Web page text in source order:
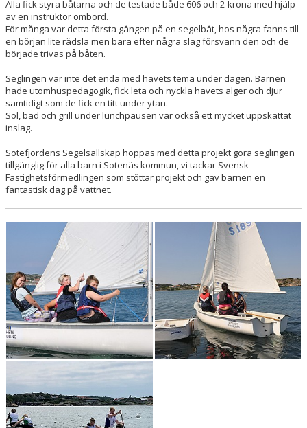
Alla fick styra båtarna och de testade både 606 och 2-krona med hjälp
av en instruktör ombord.
För många var detta första gången på en segelbåt, hos några fanns till
en början lite rädsla men bara efter några slag försvann den och de
började trivas på båten.
Seglingen var inte det enda med havets tema under dagen. Barnen
hade utomhuspedagogik, fick leta och nyckla havets alger och djur
samtidigt som de fick en titt under ytan.
Sol, bad och grill under lunchpausen var också ett mycket uppskattat
inslag.
Sotefjordens Segelsällskap hoppas med detta projekt göra seglingen
tillgänglig för alla barn i Sotenäs kommun, vi tackar Svensk
Fastighetsförmedlingen som stöttar projekt och gav barnen en
fantastisk dag på vattnet.